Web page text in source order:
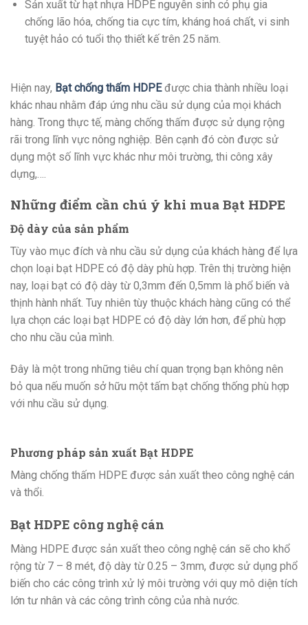
Sản xuất từ hạt nhựa HDPE nguyên sinh có phụ gia
chống lão hóa, chống tia cực tím, kháng hoá chất, vi sinh
tuyệt hảo có tuổi thọ thiết kế trên 25 năm.
Hiện nay, Bạt chống thấm HDPEđược chia thành nhiều loại
khác nhau nhằm đáp ứng nhu cầu sử dụng của mọi khách
hàng. Trong thực tế, màng chống thấm được sử dụng rộng
rãi trong lĩnh vực nông nghiệp. Bên cạnh đó còn được sử
dụng một số lĩnh vực khác như môi trường, thi công xây
dựng,….
Những điểm cần chú ý khi mua Bạt HDPE
Độ dày của sản phẩm
Tùy vào mục đích và nhu cầu sử dụng của khách hàng để lựa
chọn loại bạt HDPE có độ dày phù hợp. Trên thị trường hiện
nay, loại bạt có độ dày từ 0,3mm đến 0,5mm là phổ biến và
thịnh hành nhất. Tuy nhiên tùy thuộc khách hàng cũng có thể
lựa chọn các loại bạt HDPE có độ dày lớn hơn, để phù hợp
cho nhu cầu của mình.
Đây là một trong những tiêu chí quan trọng bạn không nên
bỏ qua nếu muốn sở hữu một tấm bạt chống thống phù hợp
với nhu cầu sử dụng.
Phương pháp sản xuất Bạt HDPE
Màng chống thấm HDPE được sản xuất theo công nghệ cán
và thổi.
Bạt HDPE công nghệ cán
Màng HDPE được sản xuất theo công nghệ cán sẽ cho khổ
rộng từ 7 – 8 mét, độ dày từ 0.25 – 3mm, được sử dụng phổ
biến cho các công trình xử lý môi trường với quy mô diện tích
lớn tư nhân và các công trình công của nhà nước.